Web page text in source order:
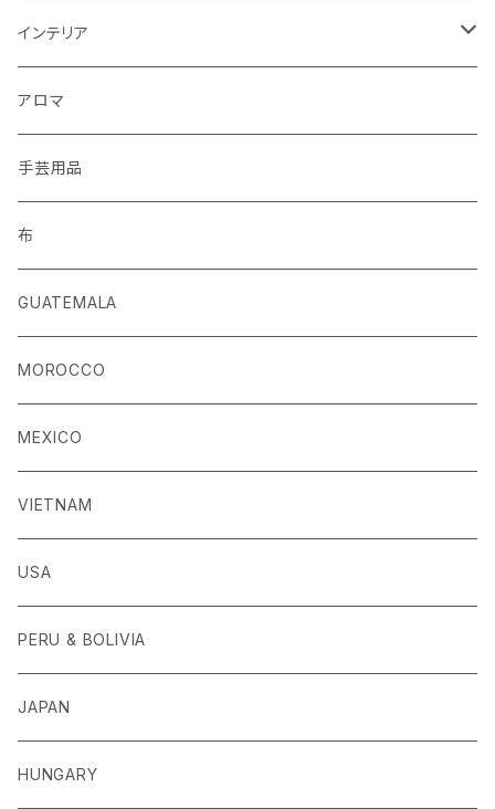
キーホルダー
手袋
インテリア
クッションカバー
アロマ
手芸用品
布
GUATEMALA
MOROCCO
MEXICO
VIETNAM
USA
PERU & BOLIVIA
JAPAN
HUNGARY